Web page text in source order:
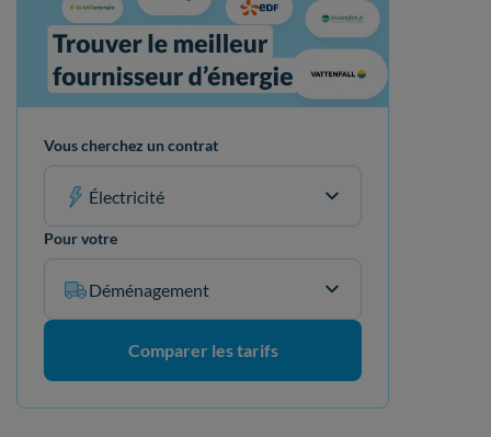
Vous cherchez un contrat
Électricité
Pour votre
Déménagement
Comparer les tarifs